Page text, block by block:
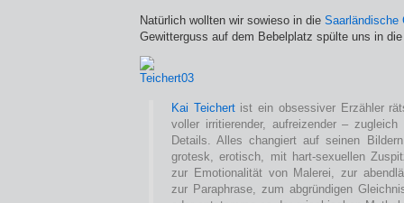
Natürlich wollten wir sowieso in die Saarländische
Gewitterguss auf dem Bebelplatz spülte uns in
Kai Teichertist ein obsessiver Erzähler
voller irritierender, aufreizender –
Details. Alles changiert auf seinen
grotesk, erotisch, mit hart-sexuellen
zur Emotionalität von Malerei, zur
zur Paraphrase, zum abgründigen